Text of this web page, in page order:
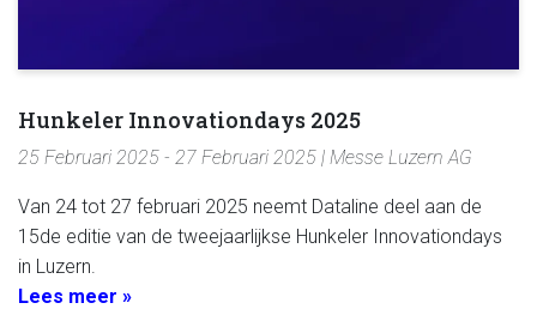
Hunkeler Innovationdays 2025
25 Februari 2025 - 27 Februari 2025 | Messe Luzern AG
Van 24 tot 27 februari 2025 neemt Dataline deel aan de
15de editie van de tweejaarlijkse Hunkeler Innovationdays
in Luzern.
Lees meer »